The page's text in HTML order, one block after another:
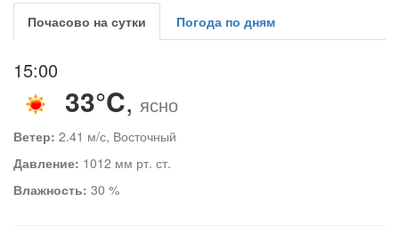
Почасово на сутки Погода по дням
15:00
33°C, ясно
Ветер: 2.41 м/с, Восточный
Давление: 1012 мм рт. ст.
Влажность: 30 %